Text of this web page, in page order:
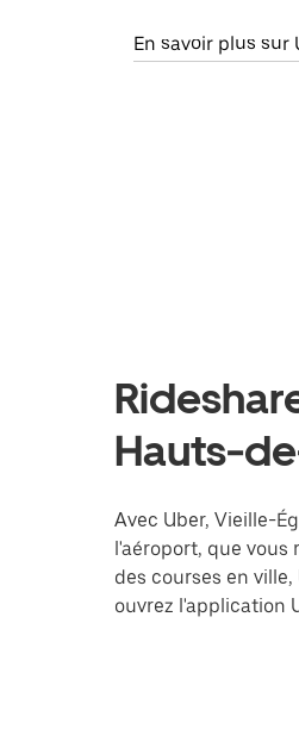
En savoir plus sur
Hauts-
Avec Uber, Vieille-
l'aéroport, que
des courses en
ouvrez l'application